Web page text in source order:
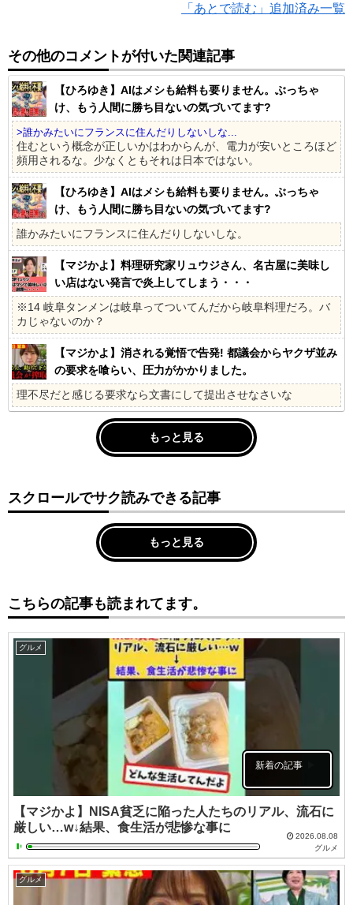
「あとで読む」追加済み一覧
その他のコメントが付いた関連記事
【ひろゆき】AIはメシも給料も要りません。ぶっちゃ
け、もう人間に勝ち目ないの気づいてます?
>誰かみたいにフランスに住んだりしないしな...
住むという概念が正しいかはわからんが、電力が安いところほど
頻用されるな。少なくともそれは日本ではない。
【ひろゆき】AIはメシも給料も要りません。ぶっちゃ
け、もう人間に勝ち目ないの気づいてます?
誰かみたいにフランスに住んだりしないしな。
【マジかよ】料理研究家リュウジさん、名古屋に美味し
い店はない発言で炎上してしまう・・・
※14 岐阜タンメンは岐阜ってついてんだから岐阜料理だろ。バ
カじゃないのか？
【マジかよ】消される覚悟で告発! 都議会からヤクザ並み
の要求を喰らい、圧力がかかりました。
理不尽だと感じる要求なら文書にして提出させなさいな
もっと見る
スクロールでサク読みできる記事
もっと見る
こちらの記事も読まれてます。
グルメ
新着の記事
【マジかよ】NISA貧乏に陥った人たちのリアル、流石に
厳しい…w↓結果、食生活が悲惨な事に
2026.08.08
グルメ
グルメ